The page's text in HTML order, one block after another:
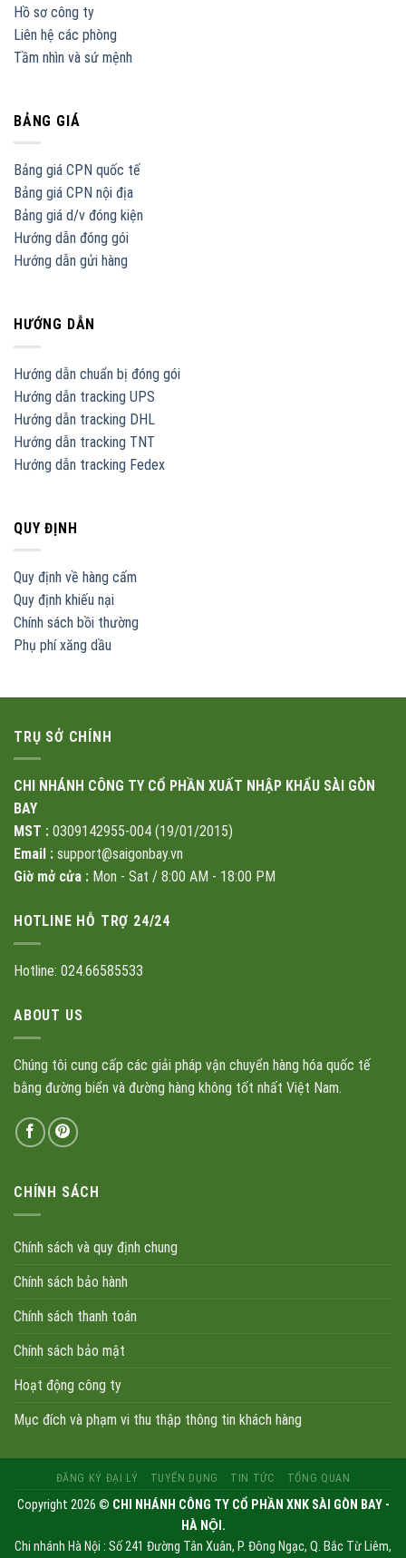
Hồ sơ công ty
Liên hệ các phòng
Tầm nhìn và sứ mệnh
BẢNG GIÁ
Bảng giá CPN quốc tế
Bảng giá CPN nội địa
Bảng giá d/v đóng kiện
Hướng dẫn đóng gói
Hướng dẫn gửi hàng
HƯỚNG DẪN
Hướng dẫn chuẩn bị đóng gói
Hướng dẫn tracking UPS
Hướng dẫn tracking DHL
Hướng dẫn tracking TNT
Hướng dẫn tracking Fedex
QUY ĐỊNH
Quy định về hàng cấm
Quy định khiếu nại
Chính sách bồi thường
Phụ phí xăng dầu
TRỤ SỞ CHÍNH
CHI NHÁNH CÔNG TY CỔ PHẦN XUẤT NHẬP KHẨU SÀI GÒN
BAY
MST : 0309142955-004 (19/01/2015)
Email : support@saigonbay.vn
Giờ mở cửa : Mon - Sat / 8:00 AM - 18:00 PM
HOTLINE HỖ TRỢ 24/24
Hotline: 024.66585533
ABOUT US
Chúng tôi cung cấp các giải pháp vận chuyển hàng hóa quốc tế
bằng đường biển và đường hàng không tốt nhất Việt Nam.
CHÍNH SÁCH
Chính sách và quy định chung
Chính sách bảo hành
Chính sách thanh toán
Chính sách bảo mật
Hoạt động công ty
Mục đích và phạm vi thu thập thông tin khách hàng
ĐĂNG KÝ ĐẠI LÝ TUYỂN DỤNG TIN TỨC TỔNG QUAN
Copyright 2026 © CHI NHÁNH CÔNG TY CỔ PHẦN XNK SÀI GÒN BAY -
HÀ NỘI.
Chi nhánh Hà Nội : Số 241 Đường Tân Xuân, P. Đông Ngạc, Q. Bắc Từ Liêm,